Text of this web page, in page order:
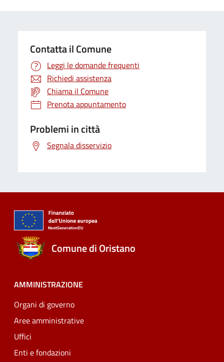
Contatta il Comune
Leggi le domande frequenti
Richiedi assistenza
Chiama il Comune
Prenota appuntamento
Problemi in città
Segnala disservizio
Comune di Oristano
AMMINISTRAZIONE
Organi di governo
Aree amministrative
Uffici
Enti e fondazioni